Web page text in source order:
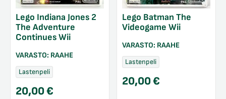
Lego Indiana Jones 2
The Adventure
Continues Wii
VARASTO: RAAHE
Lastenpeli
20,00€
Lego Batman The
Videogame Wii
VARASTO: RAAHE
Lastenpeli
20,00€